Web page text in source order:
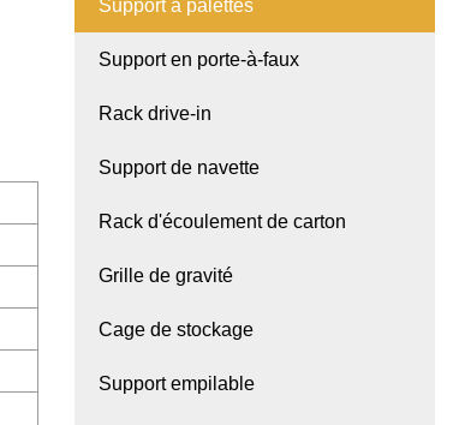
Support à palettes
Support en porte-à-faux
Rack drive-in
Support de navette
Rack d'écoulement de carton
Grille de gravité
Cage de stockage
Support empilable